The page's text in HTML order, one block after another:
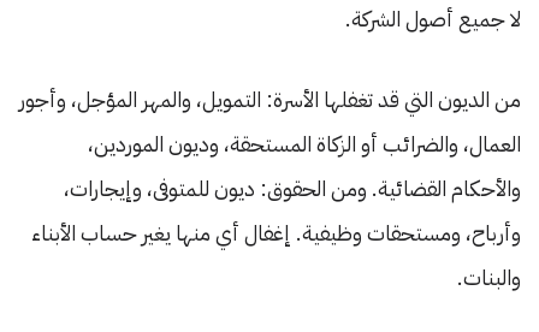
لا جميع أصول الشركة.
من الديون التي قد تغفلها الأسرة: التمويل، والمهر المؤجل، وأجور
العمال، والضرائب أو الزكاة المستحقة، وديون الموردين،
والأحكام القضائية. ومن الحقوق: ديون للمتوفى، وإيجارات،
وأرباح، ومستحقات وظيفية. إغفال أي منها يغير حساب الأبناء
والبنات.